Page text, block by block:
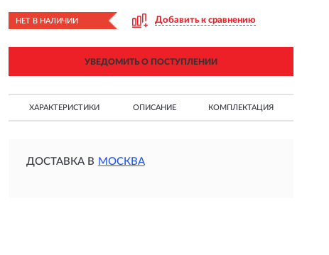
НЕТ В НАЛИЧИИ Добавить к сравнению
УВЕДОМИТЬ О ПОСТУПЛЕНИИ
ХАРАКТЕРИСТИКИ ОПИСАНИЕ КОМПЛЕКТАЦИЯ
ДОСТАВКА В МОСКВА